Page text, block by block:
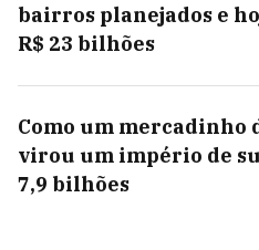
bairros planejados e
R$ 23 bilhões
Como um mercadinho
virou um império de
7,9 bilhões